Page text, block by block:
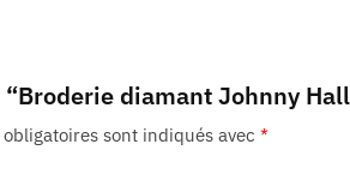
diamant Johnny
sont indiqués avec *